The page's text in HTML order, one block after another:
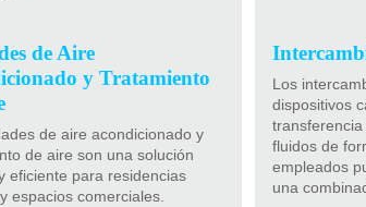
de Aire
y Tratamiento
de aire acondicionado y
de aire son una solución
eficiente para residencias
espacios comerciales.
Los
dispositivos
fluidos de
empleados
una